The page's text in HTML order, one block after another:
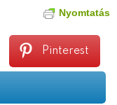
Nyomtatás
Pinterest